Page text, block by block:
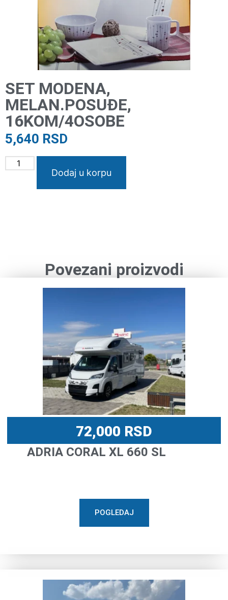
SET MODENA,
MELAN.POSUĐE,
16KOM/4OSOBE
5,640 RSD
Dodaj u korpu
Povezani proizvodi
72,000 RSD
ADRIA CORAL XL 660 SL
POGLEDAJ